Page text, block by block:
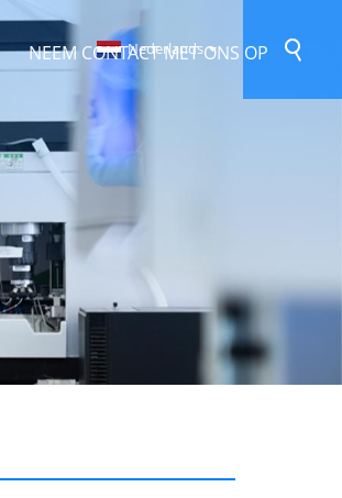
NEEM CONTACT MET ONS OP
Nederlands